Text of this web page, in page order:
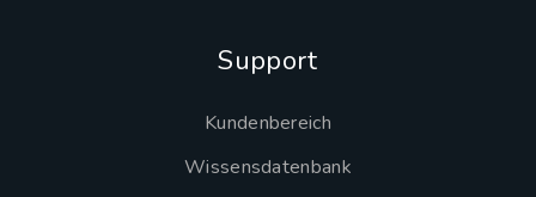
Support
Kundenbereich
Wissensdatenbank